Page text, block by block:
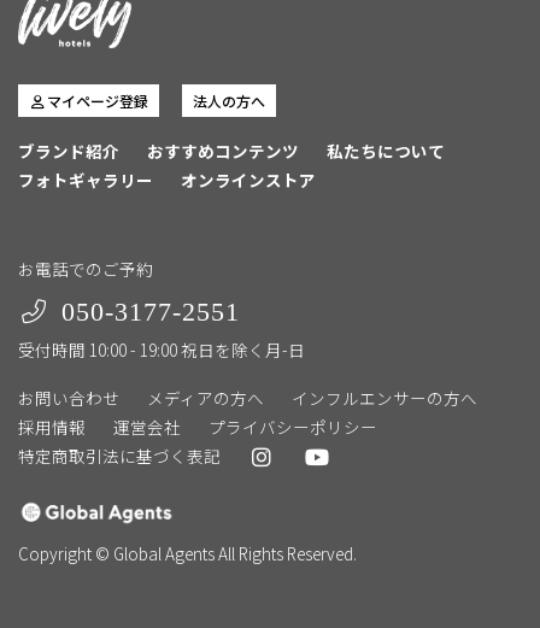
マイページ登録 法人の方へ
ブランド紹介 おすすめコンテンツ
私たちについて
フォトギャラリー
オンラインストア
お電話でのご予約
050-3177-2551
受付時間 10:00 - 19:00 祝日を除く月-日
お問い合わせ
メディアの方へ
インフルエンサーの方へ
採用情報
運営会社
プライバシーポリシー
特定商取引法に基づく表記
Copyright © Global Agents All Rights Reserved.